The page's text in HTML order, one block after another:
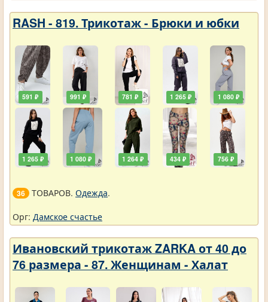
RASH - 819. Трикотаж - Брюки и юбки
591 ₽
1 265 ₽
991 ₽
1 080 ₽
781 ₽
1 264 ₽
1 265 ₽
434 ₽
1 080 ₽
756 ₽
36 ТОВАРОВ. Одежда.
Орг: Дамское счастье
Ивановский трикотаж ZARKA от 40 до
76 размера - 87. Женщинам - Халат